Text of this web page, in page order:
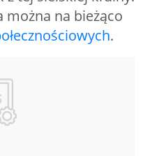
można na bieżąco
.